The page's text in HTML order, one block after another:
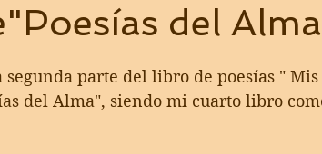
del
segunda parte del libro de poesías "
del Alma", siendo mi cuarto libro